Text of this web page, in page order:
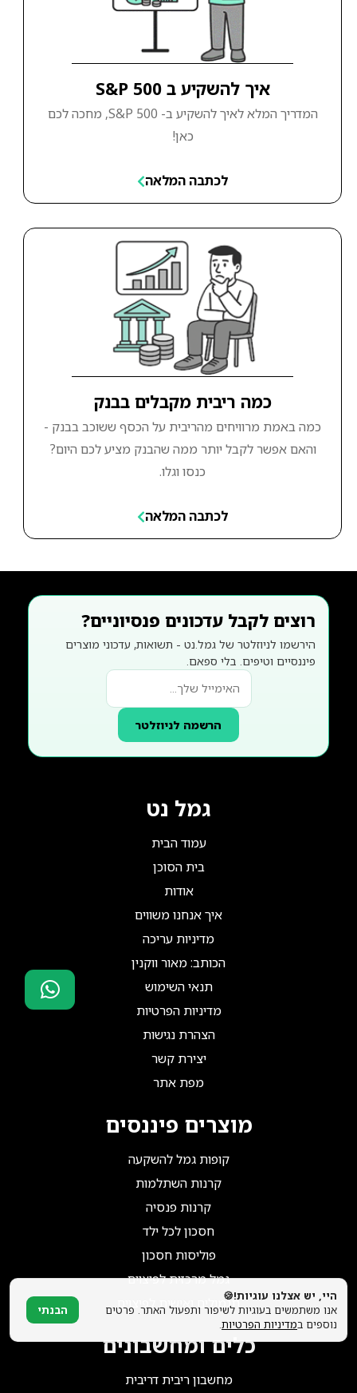
איך להשקיע ב S&P 500
המדריך המלא לאיך להשקיע ב- S&P 500, מחכה לכם
כאן!
לכתבה המלאה
כמה ריבית מקבלים בבנק
כמה באמת מרוויחים מהריבית על הכסף ששוכב בבנק -
והאם אפשר לקבל יותר ממה שהבנק מציע לכם היום?
כנסו וגלו.
לכתבה המלאה
רוצים לקבל עדכונים פנסיוניים?
הירשמו לניוזלטר של גמל.נט - תשואות, עדכוני מוצרים
פיננסיים וטיפים. בלי ספאם.
הרשמה לניוזלטר
גמל נט
עמוד הבית
בית הסוכן
אודות
איך אנחנו משווים
מדיניות עריכה
הכותב: מאור ווקנין
תנאי השימוש
מדיניות הפרטיות
הצהרת נגישות
יצירת קשר
מפת אתר
מוצרים פיננסים
קופות גמל להשקעה
קרנות השתלמות
קרנות פנסיה
חסכון לכל ילד
פוליסות חסכון
גמל מרכזית לפיצוים
תגמולים ואישית לפיצוים
כלים ומחשבונים
מחשבון ריבית דריבית
היי, יש אצלנו עוגיות!🍪
אנו משתמשים בעוגיות לשיפור ותפעול האתר. פרטים
נוספים במדיניות הפרטיות.
הבנתי